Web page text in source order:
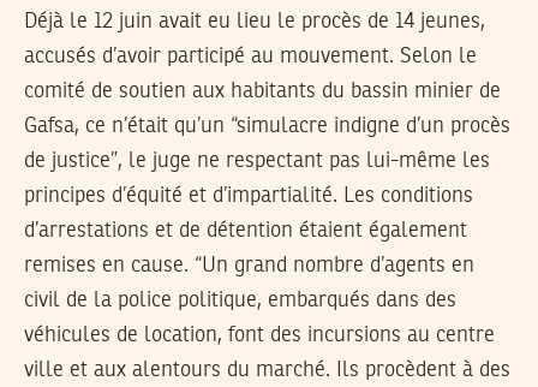
Déjà le 12 juin avait eu lieu le procès de 14 jeunes,
accusés d’avoir participé au mouvement. Selon le
comité de soutien aux habitants du bassin minier de
Gafsa, ce n’était qu’un “simulacre indigne d’un procès
de justice”, le juge ne respectant pas lui-même les
principes d’équité et d’impartialité. Les conditions
d’arrestations et de détention étaient également
remises en cause. “Un grand nombre d’agents en
civil de la police politique, embarqués dans des
véhicules de location, font des incursions au centre
ville et aux alentours du marché. Ils procèdent à des